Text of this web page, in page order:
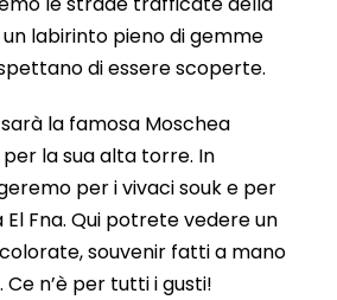
un labirinto pieno di gemme
di essere scoperte.
la famosa Moschea
la sua alta torre. In
per i vivaci souk e per
El Fna. Qui potrete vedere un
souvenir fatti a mano
n’è per tutti i gusti!